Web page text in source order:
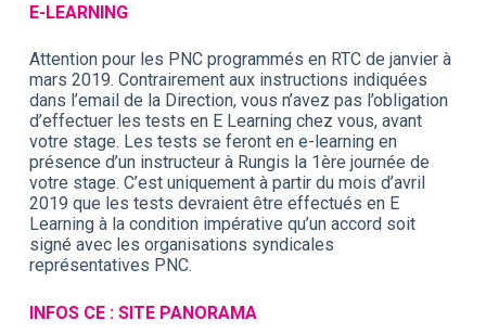
E-LEARNING
Attention pour les PNC programmés en RTC de janvier à
mars 2019. Contrairement aux instructions indiquées
dans l’email de la Direction, vous n’avez pas l’obligation
d’effectuer les tests en E Learning chez vous, avant
votre stage. Les tests se feront en e-learning en
présence d’un instructeur à Rungis la 1ère journée de
votre stage. C’est uniquement à partir du mois d’avril
2019 que les tests devraient être effectués en E
Learning à la condition impérative qu’un accord soit
signé avec les organisations syndicales
représentatives PNC.
INFOS CE : SITE PANORAMA